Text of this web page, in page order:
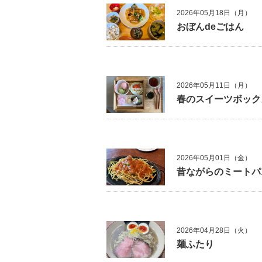
2026年05月18日（月）
おぼんdeごはん
2026年05月11日（月）
春のスイーツボッ
2026年05月01日（金）
昔ながらのミート
2026年04月28日（火）
麺ふたり